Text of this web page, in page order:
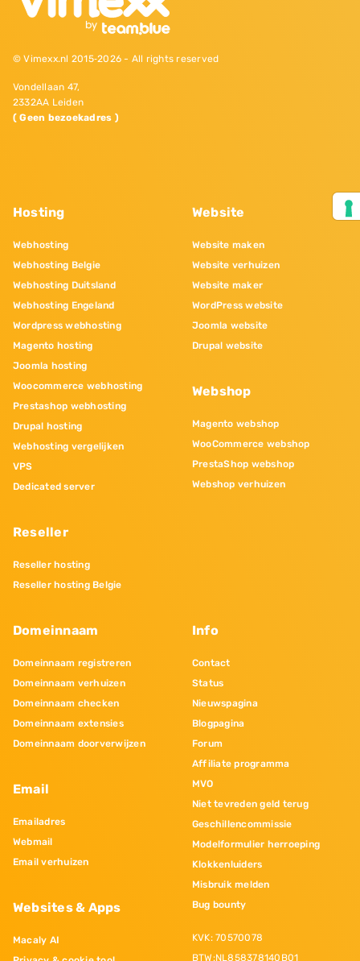
© Vimexx.nl 2015‐2026 - All rights reserved
Vondellaan 47,
2332AA Leiden
( Geen bezoekadres )
Hosting
Webhosting
Webhosting Belgie
Webhosting Duitsland
Webhosting Engeland
Wordpress webhosting
Magento hosting
Joomla hosting
Woocommerce webhosting
Prestashop webhosting
Drupal hosting
Webhosting vergelijken
VPS
Dedicated server
Reseller
Reseller hosting
Reseller hosting Belgie
Website
Website maken
Website verhuizen
Website maker
WordPress website
Joomla website
Drupal website
Webshop
Magento webshop
WooCommerce webshop
PrestaShop webshop
Webshop verhuizen
Domeinnaam
Domeinnaam registreren
Domeinnaam verhuizen
Domeinnaam checken
Domeinnaam extensies
Domeinnaam doorverwijzen
Email
Emailadres
Webmail
Email verhuizen
Websites & Apps
Macaly AI
Info
Contact
Status
Nieuwspagina
Blogpagina
Forum
Affiliate programma
MVO
Niet tevreden geld terug
Geschillencommissie
Modelformulier herroeping
Klokkenluiders
Misbruik melden
Bug bounty
KVK: 70570078
BTW:NL858378140B01